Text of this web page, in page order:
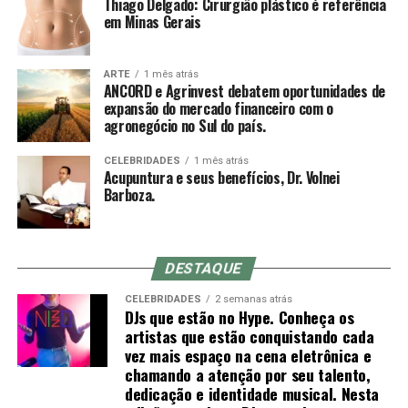
Sobre a ANCORD
Com mais de 50 anos de atuação, a ANCORD (Associação
Nacional das Corretoras e Distribuidoras de Títulos e
Valores Mobiliários, Câmbio e Mercadorias) se
Indústria de Intermediação. É também reconhecida pela
qualidade de suas iniciativas educacionais e, por conta de
sua experiência, modernos processos e constantes
do mercado financeiro e de capitais como Entidade
Certificadora e Credenciadora.
Sobre a Agrinvest Commodities
A Agrinvest Commodities é referência em inteligência de
mercado e gestão de risco para o agronegócio brasileiro,
agulhas. Trata-se de um pequeno tubo plástico
descartável dentro do qual corre a agulha. A leve
pressão da ponta do mandril sobre a pele ajuda a reduzir
a dor da entrada, mas acupunturistas muito experientes
muitas vezes optam por inserir a agulha em um
movimento rápido à mão livre até a profundidade
indicada, o que não é possível com o mandril (a
diferença entre o comprimento do mandril e da agulha é
o quanto se conseguirá inserir da agulha no primeiro
movimento).
De-qi (Chinês: 得气; pinyin: dé qì; “chegada de qi”) se
refere a uma alegada sensação de torpor, distensão ou
formigamento elétrico no local da agulha. Se essa
sensação não ocorre, então se justifica dizendo que o
Thiago Delgado: Cirurgião plástico é referência
em Minas Gerais
ARTE 1 mês atrás
ANCORD e Agrinvest debatem oportunidades de
expansão do mercado financeiro com o
agronegócio no Sul do país.
CELEBRIDADES 1 mês atrás
Acupuntura e seus benefícios, Dr. Volnei
Barboza.
DESTAQUE
CELEBRIDADES 2 semanas atrás
DJs que estão no Hype. Conheça os
artistas que estão conquistando cada
vez mais espaço na cena eletrônica e
chamando a atenção por seu talento,
dedicação e identidade musical. Nesta